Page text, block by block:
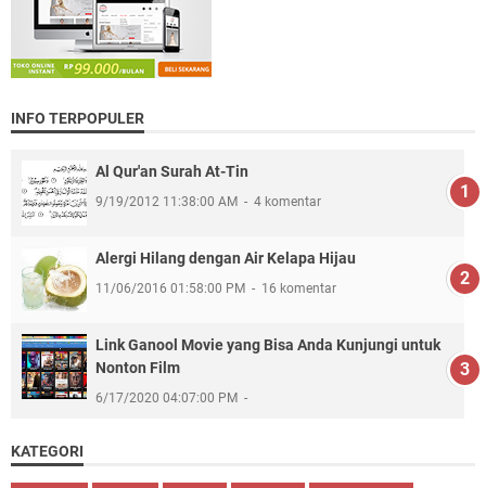
INFO TERPOPULER
Al Qur'an Surah At-Tin
9/19/2012 11:38:00 AM 4 komentar
Alergi Hilang dengan Air Kelapa Hijau
11/06/2016 01:58:00 PM 16 komentar
Link Ganool Movie yang Bisa Anda Kunjungi untuk
Nonton Film
6/17/2020 04:07:00 PM
KATEGORI